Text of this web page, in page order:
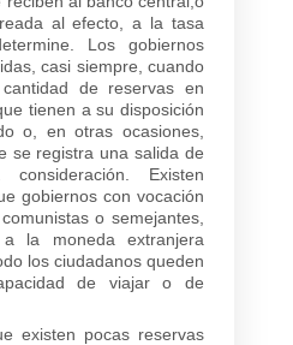
al efecto, a la tasa
Los gobiernos
casi siempre, cuando
de reservas en
tienen a su disposición
o, en otras ocasiones,
se registra una salida de
Existen
gobiernos con vocación
o semejantes,
a la moneda extranjera
los ciudadanos queden
de viajar o de
existen pocas reservas